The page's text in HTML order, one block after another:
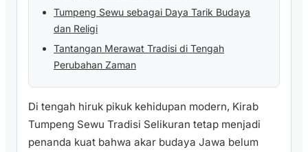
Tumpeng Sewu sebagai Daya Tarik Budaya
dan Religi
Tantangan Merawat Tradisi di Tengah
Perubahan Zaman
Di tengah hiruk pikuk kehidupan modern, Kirab
Tumpeng Sewu Tradisi Selikuran tetap menjadi
penanda kuat bahwa akar budaya Jawa belum